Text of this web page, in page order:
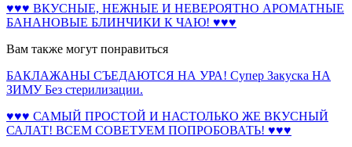
♥♥♥ ВКУСНЫЕ, НЕЖНЫЕ И НЕВЕРОЯТНО АРОМАТНЫЕ
БАНАНОВЫЕ БЛИНЧИКИ К ЧАЮ! ♥♥♥
Вам также могут понравиться
БАКЛАЖАНЫ СЪЕДАЮТСЯ НА УРА! Супер Закуска НА
ЗИМУ Без стерилизации.
♥♥♥ САМЫЙ ПРОСТОЙ И НАСТОЛЬКО ЖЕ ВКУСНЫЙ
САЛАТ! ВСЕМ СОВЕТУЕМ ПОПРОБОВАТЬ! ♥♥♥